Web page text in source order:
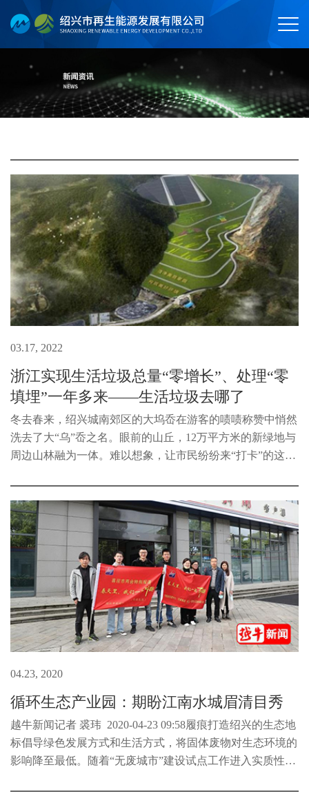
03.17, 2022
浙江实现生活垃圾总量“零增长”、处理“零
填埋”一年多来——生活垃圾去哪了
冬去春来，绍兴城南郊区的大坞岙在游客的啧啧称赞中悄然
洗去了大“乌”岙之名。眼前的山丘，12万平方米的新绿地与
周边山林融为一体。难以想象，让市民纷纷来“打卡”的这个
04.23, 2020
循环生态产业园：期盼江南水城眉清目秀
越牛新闻记者 裘玮 2020-04-23 09:58履痕打造绍兴的生态地
标倡导绿色发展方式和生活方式，将固体废物对生态环境的
影响降至最低。随着“无废城市”建设试点工作进入实质性推